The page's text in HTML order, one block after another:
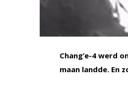
Chang’e-4 werd
maan landde. En